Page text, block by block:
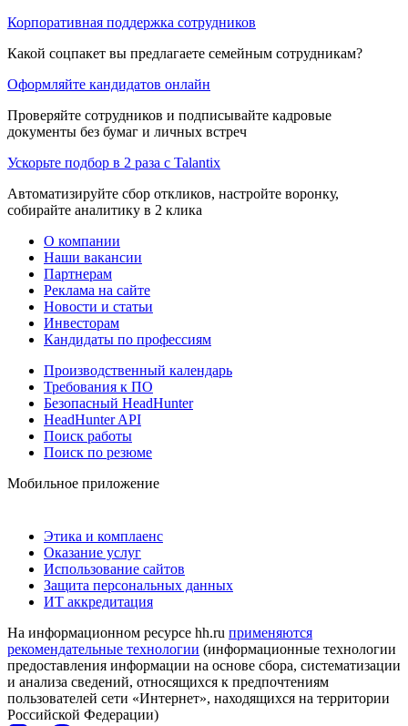
Корпоративная поддержка сотрудников
Какой соцпакет вы предлагаете семейным сотрудникам?
Оформляйте кандидатов онлайн
Проверяйте сотрудников и подписывайте кадровые
документы без бумаг и личных встреч
Ускорьте подбор в 2 раза с Talantix
Автоматизируйте сбор откликов, настройте воронку,
собирайте аналитику в 2 клика
О компании
Наши вакансии
Партнерам
Реклама на сайте
Новости и статьи
Инвесторам
Кандидаты по профессиям
Производственный календарь
Требования к ПО
Безопасный HeadHunter
HeadHunter API
Поиск работы
Поиск по резюме
Мобильное приложение
Этика и комплаенс
Оказание услуг
Использование сайтов
Защита персональных данных
ИТ аккредитация
На информационном ресурсе hh.ru применяются
рекомендательные технологии (информационные технологии
предоставления информации на основе сбора, систематизации
и анализа сведений, относящихся к предпочтениям
пользователей сети «Интернет», находящихся на территории
Российской Федерации)